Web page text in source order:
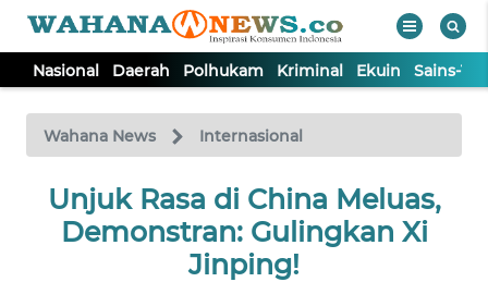
Nasional Daerah Polhukam Kriminal Ekuin Sains-
Wahana News Internasional
Unjuk Rasa di China Meluas,
Demonstran: Gulingkan Xi
Jinping!
TV
Tutup
NASIONAL